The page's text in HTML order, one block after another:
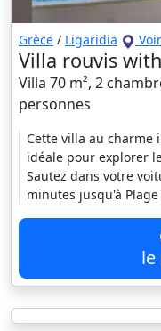
Grèce / Ligaridia
Villa rouvis
Villa 70 m², 2
personnes
Cette villa au charme
idéale pour explorer
Sautez dans votre
minutes jusqu'à Plage